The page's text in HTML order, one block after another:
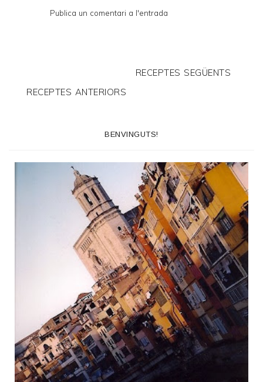
Publica un comentari a l'entrada
RECEPTES SEGÜENTS
RECEPTES ANTERIORS
BENVINGUTS!